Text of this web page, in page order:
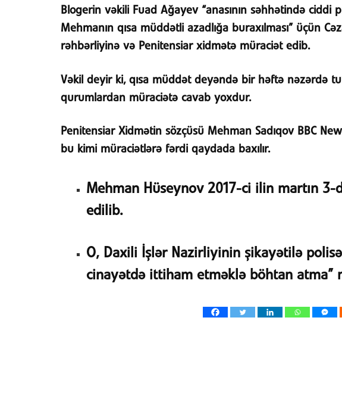
Blogerin vəkili Fuad Ağayev “anasının səhhətində ciddi
Mehmanın qısa müddətli azadlığa buraxılması” üçün
rəhbərliyinə və Penitensiar xidmətə müraciət edib.
Vəkil deyir ki, qısa müddət deyəndə bir həftə nəzərdə
qurumlardan müraciətə cavab yoxdur.
Penitensiar Xidmətin sözçüsü Mehman Sadıqov BBC
bu kimi müraciətlərə fərdi qaydada baxılır.
Mehman Hüseynov 2017-ci ilin martın
edilib.
O, Daxili İşlər Nazirliyinin şikayətilə polisə
cinayətdə ittiham etməklə böhtan atma”